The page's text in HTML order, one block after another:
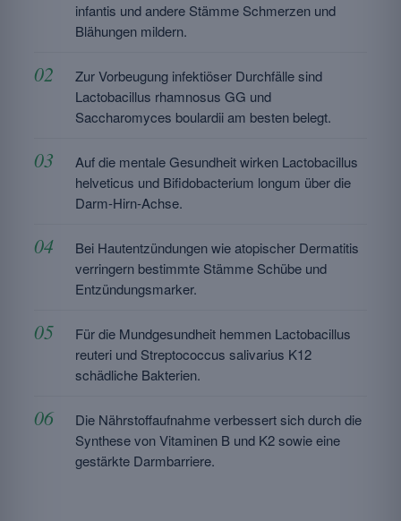
infantis und andere Stämme Schmerzen und
Blähungen mildern.
Zur Vorbeugung infektiöser Durchfälle sind
Lactobacillus rhamnosus GG und
Saccharomyces boulardii am besten belegt.
Auf die mentale Gesundheit wirken Lactobacillus
helveticus und Bifidobacterium longum über die
Darm-Hirn-Achse.
Bei Hautentzündungen wie atopischer Dermatitis
verringern bestimmte Stämme Schübe und
Entzündungsmarker.
Für die Mundgesundheit hemmen Lactobacillus
reuteri und Streptococcus salivarius K12
schädliche Bakterien.
Die Nährstoffaufnahme verbessert sich durch die
Synthese von Vitaminen B und K2 sowie eine
gestärkte Darmbarriere.